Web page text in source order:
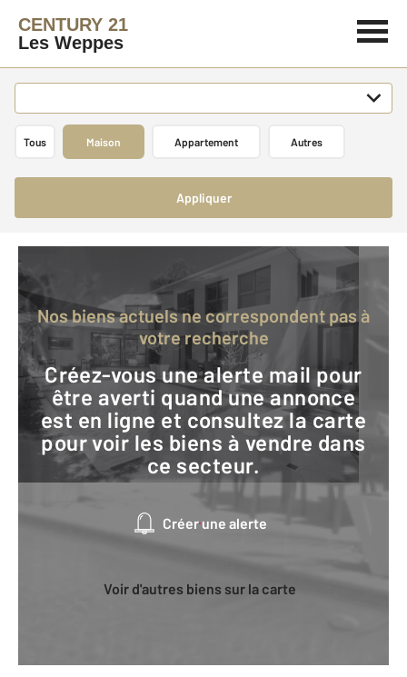
CENTURY 21
Les Weppes
Tous Maison Appartement Autres
Appliquer
Nos biens actuels ne correspondent pas à
votre recherche
Créez-vous une alerte mail pour
être averti quand une annonce
est en ligne et consultez la carte
pour voir les biens à vendre dans
ce secteur.
Créer une alerte
Voir d'autres biens sur la carte